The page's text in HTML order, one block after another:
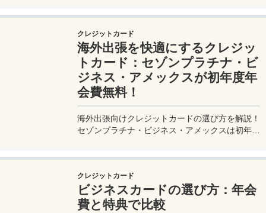
ャートリップで今すぐチェック！
クレジットカード
海外出張を快適にするクレジッ
トカード：セゾンプラチナ・ビ
ジネス・アメックスが初年度年
会費無料！
海外出張向けクレジットカードの選び方を解説！
セゾンプラチナ・ビジネス・アメックスは初年度
クレジットカード
ビジネスカードの選び方：年会
費と特典で比較